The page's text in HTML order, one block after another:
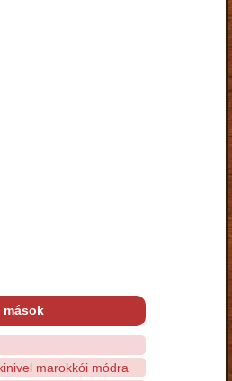
mások
marokkói módra